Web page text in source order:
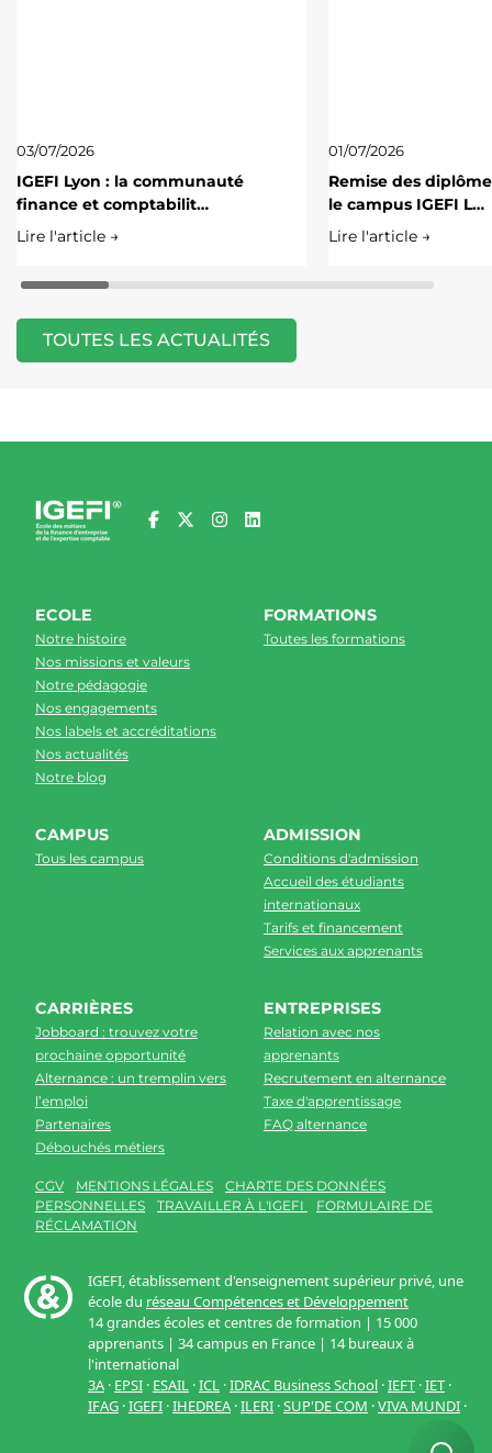
03/07/2026
IGEFI Lyon : la communauté
finance et comptabilit…
Lire l'article →
01/07/2026
Remise des
le campus IGEFI L…
Lire l'article →
TOUTES LES ACTUALITÉS
ECOLE
Notre histoire
Nos missions et valeurs
Notre pédagogie
Nos engagements
Nos labels et accréditations
Nos actualités
Notre blog
FORMATIONS
Toutes les formations
CAMPUS
Tous les campus
ADMISSION
Conditions d'admission
Accueil des étudiants
internationaux
Tarifs et financement
Services aux apprenants
CARRIÈRES
Jobboard : trouvez votre
prochaine opportunité
Alternance : un tremplin vers
l’emploi
Partenaires
Débouchés métiers
ENTREPRISES
Relation avec nos
apprenants
Recrutement en alternance
Taxe d'apprentissage
FAQ alternance
CGV MENTIONS LÉGALES
CHARTE DES DONNÉES
PERSONNELLES
TRAVAILLER À L'IGEFI
FORMULAIRE DE
RÉCLAMATION